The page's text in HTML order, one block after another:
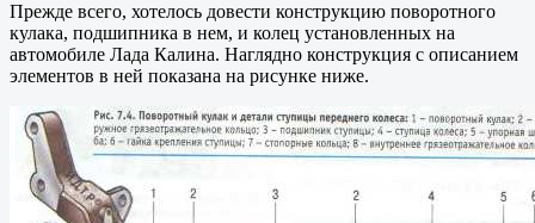
Прежде всего, хотелось довести конструкцию поворотного
кулака, подшипника в нем, и колец установленных на
автомобиле Лада Калина. Наглядно конструкция с описанием
элементов в ней показана на рисунке ниже.